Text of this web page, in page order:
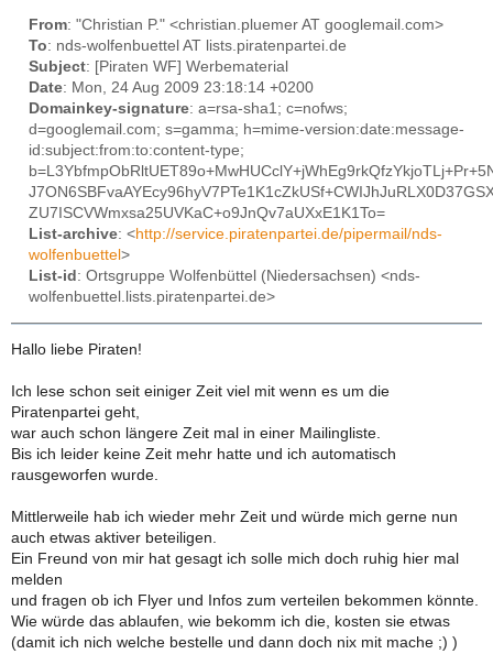
From: "Christian P." <christian.pluemer AT googlemail.com>
To: nds-wolfenbuettel AT lists.piratenpartei.de
Subject: [Piraten WF] Werbematerial
Date: Mon, 24 Aug 2009 23:18:14 +0200
Domainkey-signature: a=rsa-sha1; c=nofws;
d=googlemail.com; s=gamma; h=mime-version:date:message-
id:subject:from:to:content-type;
ZU7ISCVWmxsa25UVKaC+o9JnQv7aUXxE1K1To=
List-archive: <http://service.piratenpartei.de/pipermail/nds-
wolfenbuettel >
List-id : Ortsgruppe Wolfenbüttel (Niedersachsen) <nds-
wolfenbuettel.lists.piratenpartei.de>
Hallo liebe Piraten!
Ich lese schon seit einiger Zeit viel mit wenn es um die
Piratenpartei geht,
war auch schon längere Zeit mal in einer Mailingliste.
Bis ich leider keine Zeit mehr hatte und ich automatisch
rausgeworfen wurde.
Mittlerweile hab ich wieder mehr Zeit und würde mich gerne nun
auch etwas aktiver beteiligen.
Ein Freund von mir hat gesagt ich solle mich doch ruhig hier mal
melden
und fragen ob ich Flyer und Infos zum verteilen bekommen könnte.
Wie würde das ablaufen, wie bekomm ich die, kosten sie etwas
(damit ich nich welche bestelle und dann doch nix mit mache ;) )